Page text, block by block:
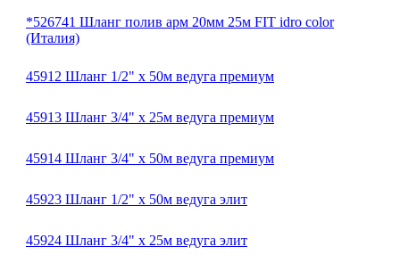
*526741 Шланг полив арм 20мм 25м FIT idro color
(Италия)
45912 Шланг 1/2" x 50м ведуга премиум
45913 Шланг 3/4" x 25м ведуга премиум
45914 Шланг 3/4" x 50м ведуга премиум
45923 Шланг 1/2" x 50м ведуга элит
45924 Шланг 3/4" x 25м ведуга элит